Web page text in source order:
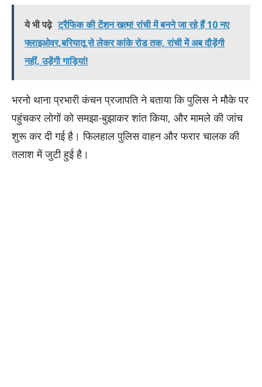
ये भी पढ़े ट्रैफिक की टेंशन खत्म! रांची में बनने जा रहे हैं 10 नए
फ्लाइओवर,बरियातू से लेकर कांके रोड तक, रांची में अब दौड़ेंगी
नहीं, उड़ेंगी गाड़ियां!
भरनो थाना प्रभारी कंचन प्रजापति ने बताया कि पुलिस ने मौके पर
पहुंचकर लोगों को समझा-बुझाकर शांत किया, और मामले की जांच
शुरू कर दी गई है। फिलहाल पुलिस वाहन और फरार चालक की
तलाश में जुटी हुई है।